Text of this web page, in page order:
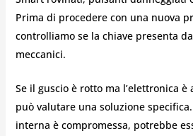
Prima di procedere con una nuova
controlliamo se la chiave presenta
meccanici.
Se il guscio è rotto ma l’elettronica
può valutare una soluzione
interna è compromessa, potrebbe